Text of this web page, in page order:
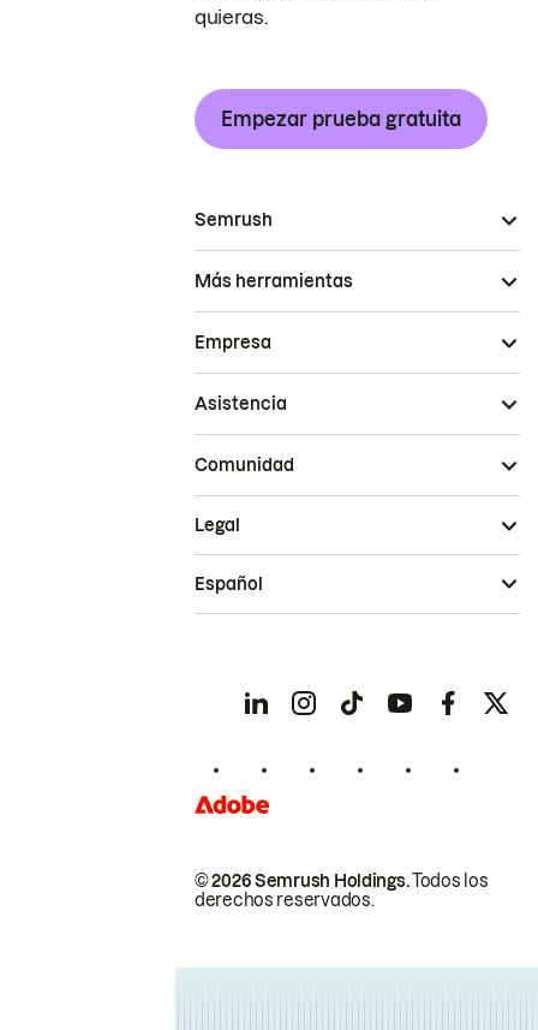
quieras.
Empezar prueba gratuita
Semrush
Más herramientas
Empresa
Asistencia
Comunidad
© 2026 Semrush Holdings.Todos los
derechos reservados.
Legal
Español